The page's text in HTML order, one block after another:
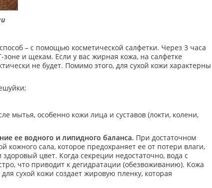
– с помощью косметической салфетки. Через 3 часа
и щекам. Если у вас жирная кожа, на салфетке
не будет. Помимо этого, для сухой кожи характерны
мытья, особенно кожи лица и суставов (локти, колени,
ее водного и липидного баланса. При достаточном
сала, которое предохраняет ее от потери влаги,
здоровый цвет. Когда секреции недостаточно, вода с
что приводит к дегидратации (обезвоживанию). Кожа
сухой кожи создает жировую пленку, которая